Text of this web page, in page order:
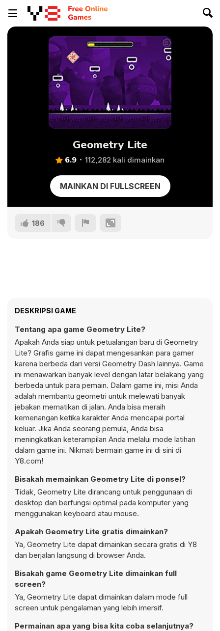
Geometry Lite
6.9 112,282 kali dimainkan
MAINKAN DI FULLSCREEN
186
DESKRIPSI GAME
Tentang apa game Geometry Lite?
Apakah Anda siap untuk petualangan baru di Geometry
Lite? Grafis game ini dapat mengesankan para gamer
karena berbeda dari versi Geometry Dash lainnya. Game
ini menawarkan banyak level dengan latar belakang yang
berbeda untuk para pemain. Dalam game ini, misi Anda
adalah membantu geometri untuk melewati banyak
jebakan mematikan di jalan. Anda bisa meraih
kemenangan ketika karakter Anda mencapai portal
keluar. Jika Anda seorang pemula, Anda bisa
meningkatkan keterampilan Anda melalui mode latihan
dalam game ini. Nikmati bermain game ini di sini di
Y8.com!
Bisakah memainkan Geometry Lite di ponsel?
Tidak, Geometry Lite dirancang untuk penggunaan di
desktop dan berfungsi optimal pada komputer yang
menggunakan keyboard atau mouse.
Apakah Geometry Lite gratis dimainkan?
Ya, Geometry Lite dapat dimainkan secara gratis di Y8
dan berjalan langsung di browser Anda.
Bisakah game Geometry Lite dimainkan full
screen?
Ya, Geometry Lite dapat dimainkan dalam mode full
screen untuk pengalaman yang lebih imersif.
Permainan apa yang bisa kita coba selanjutnya?